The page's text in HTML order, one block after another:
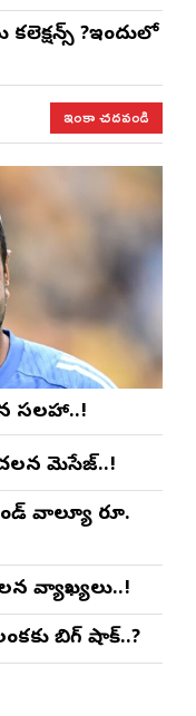
?ఇందులో
ఇంకా చదవండి
సలహా..!
మెసేజ్..!
వాల్యూ రూ.
వ్యాఖ్యలు..!
బిగ్ షాక్..?